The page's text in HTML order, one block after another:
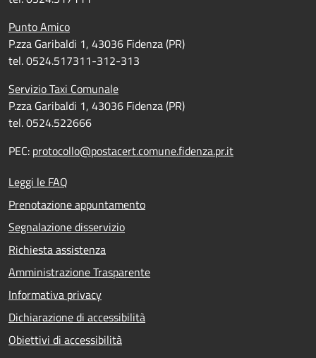
Punto Amico
P.zza Garibaldi 1, 43036 Fidenza (PR)
tel. 0524.517311-312-313
Servizio Taxi Comunale
P.zza Garibaldi 1, 43036 Fidenza (PR)
tel. 0524.522666
PEC: protocollo@postacert.comune.fidenza.pr.it
Leggi le FAQ
Prenotazione appuntamento
Segnalazione disservizio
Richiesta assistenza
Amministrazione Trasparente
Informativa privacy
Dichiarazione di accessibilità
Obiettivi di accessibilità